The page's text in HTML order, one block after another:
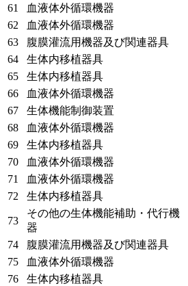
61 血液体外循環機器
62
血液体外循環機器
63
腹膜灌流用機器及び関連器具
64
生体内移植器具
65
生体内移植器具
66
血液体外循環機器
67
生体機能制御装置
68
血液体外循環機器
69
生体内移植器具
70
血液体外循環機器
71
血液体外循環機器
72
生体内移植器具
73
その他の生体機能補助・代行機
器
74 腹膜灌流用機器及び関連器具
75
血液体外循環機器
76
生体内移植器具